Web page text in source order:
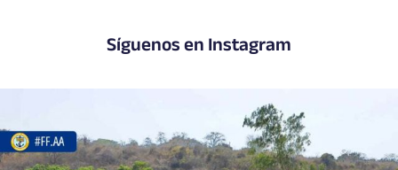
Síguenos en Instagram